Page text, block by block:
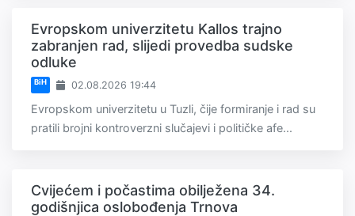
Evropskom univerzitetu Kallos trajno
zabranjen rad, slijedi provedba sudske
odluke
BiH 02.08.2026 19:44
Evropskom univerzitetu u Tuzli, čije formiranje i rad su
pratili brojni kontroverzni slučajevi i političke afe...
Cvijećem i počastima obilježena 34.
godišnjica oslobođenja Trnova